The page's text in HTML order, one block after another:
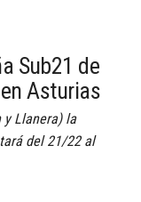
Sub21 de
Asturias
y Llanera) la
del 21/22 al